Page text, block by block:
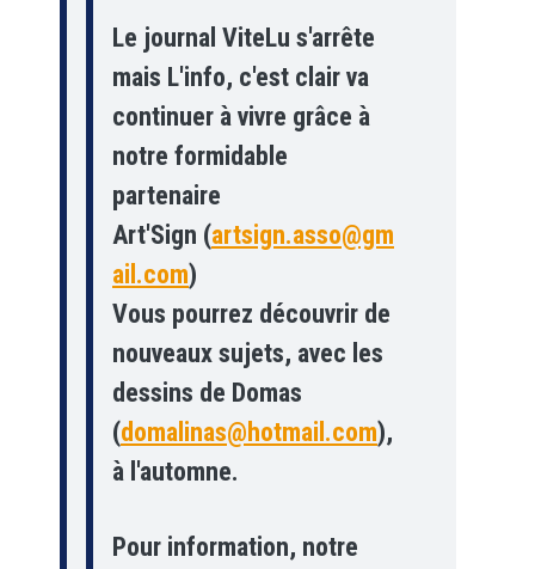
Le journal ViteLu s'arrête
mais L'info, c'est clair va
continuer à vivre grâce à
notre formidable
partenaire
Art'Sign (artsign.asso@gm
ail.com)
Vous pourrez découvrir de
nouveaux sujets, avec les
dessins de Domas
(domalinas@hotmail.com),
à l'automne.
Pour information, notre